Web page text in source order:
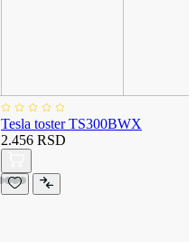
Tesla toster TS300BWX
2.456 RSD